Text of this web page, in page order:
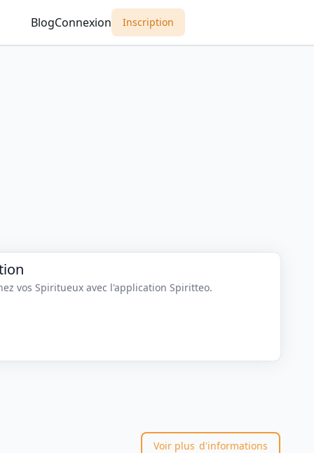
BlogConnexion Inscription
vos Spiritueux avec l'application Spiritteo.
Voir plus d'informations